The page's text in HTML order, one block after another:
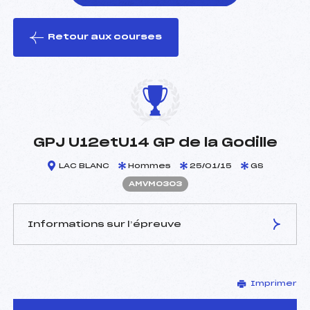
le ski
Retour aux courses
GPJ U12etU14 GP de la Godille
LAC BLANC Hommes 25/01/15 GS
AMVM0303
Informations sur l’épreuve
KOHLER JEAN PIERRE
(MV)
Imprimer